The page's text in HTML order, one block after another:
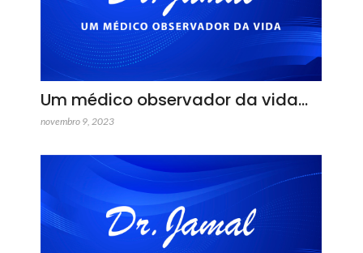
Um médico observador da vida…
novembro 9, 2023